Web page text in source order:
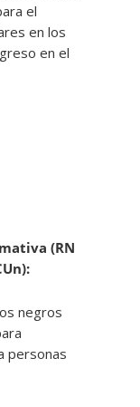
el
en los
en el
(RN
negros
personas